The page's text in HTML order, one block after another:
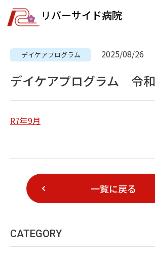
リバーサイド病院
デイケアプログラム 2025/08/26
デイケアプログラム 令
R7年9月
一覧に戻る
CATEGORY